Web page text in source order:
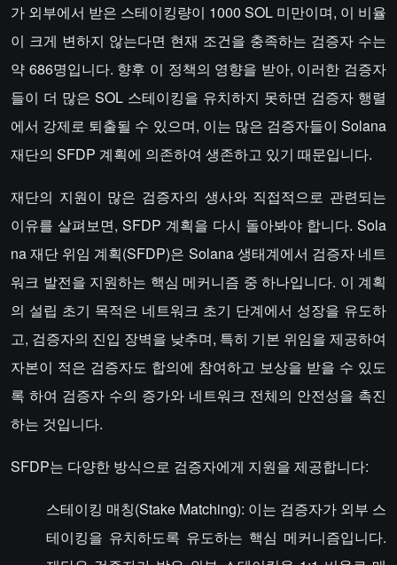
가 외부에서 받은 스테이킹량이 1000 SOL 미만이며, 이 비율
이 크게 변하지 않는다면 현재 조건을 충족하는 검증자 수는
약 686명입니다. 향후 이 정책의 영향을 받아, 이러한 검증자
들이 더 많은 SOL 스테이킹을 유치하지 못하면 검증자 행렬
에서 강제로 퇴출될 수 있으며, 이는 많은 검증자들이 Solana
재단의 SFDP 계획에 의존하여 생존하고 있기 때문입니다.
재단의 지원이 많은 검증자의 생사와 직접적으로 관련되는
이유를 살펴보면, SFDP 계획을 다시 돌아봐야 합니다. Sola
na 재단 위임 계획(SFDP)은 Solana 생태계에서 검증자 네트
워크 발전을 지원하는 핵심 메커니즘 중 하나입니다. 이 계획
의 설립 초기 목적은 네트워크 초기 단계에서 성장을 유도하
고, 검증자의 진입 장벽을 낮추며, 특히 기본 위임을 제공하여
자본이 적은 검증자도 합의에 참여하고 보상을 받을 수 있도
록 하여 검증자 수의 증가와 네트워크 전체의 안전성을 촉진
하는 것입니다.
SFDP는 다양한 방식으로 검증자에게 지원을 제공합니다:
스테이킹 매칭(Stake Matching): 이는 검증자가 외부 스
테이킹을 유치하도록 유도하는 핵심 메커니즘입니다.